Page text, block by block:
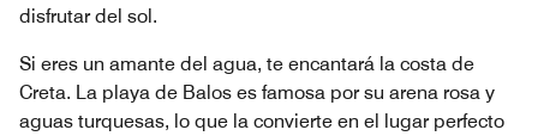
disfrutar del sol.
Si eres un amante del agua, te encantará la costa de
Creta. La playa de Balos es famosa por su arena rosa y
aguas turquesas, lo que la convierte en el lugar perfecto